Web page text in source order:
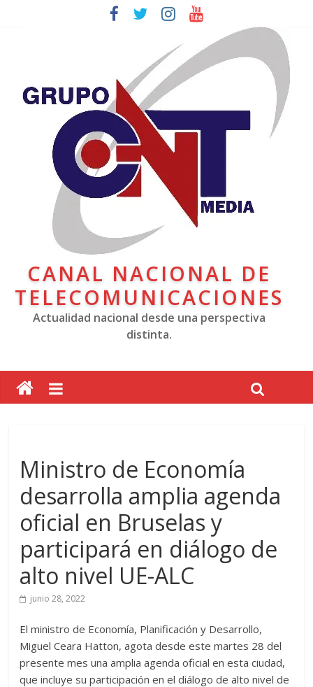
CANAL NACIONAL DE
TELECOMUNICACIONES
Actualidad nacional desde una perspectiva
distinta.
Ministro de Economía
desarrolla amplia agenda
oficial en Bruselas y
participará en diálogo de
alto nivel UE-ALC
junio 28, 2022
El ministro de Economía, Planificación y Desarrollo,
Miguel Ceara Hatton, agota desde este martes 28 del
presente mes una amplia agenda oficial en esta ciudad,
que incluye su participación en el diálogo de alto nivel de